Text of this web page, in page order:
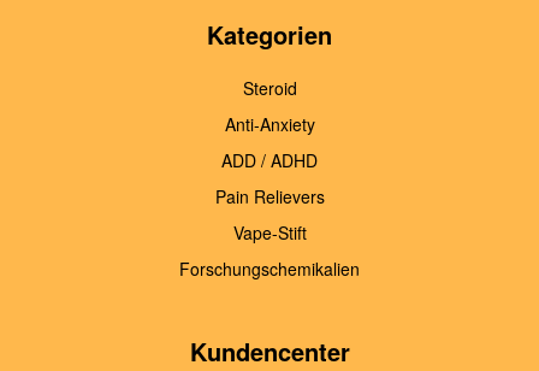
Kategorien
Steroid
Anti-Anxiety
ADD / ADHD
Pain Relievers
Vape-Stift
Forschungschemikalien
Kundencenter